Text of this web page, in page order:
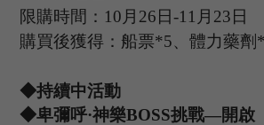
限購時間： 10 月 26 日-11 月 23 日
購買後獲得：船票*5、體力藥劑
◆持續中活動
◆卑彌呼·神樂BOSS挑戰—開啟